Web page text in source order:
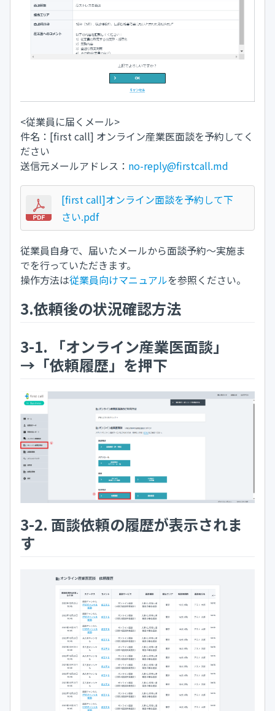
<従業員に届くメール>
件名：[first call] オンライン産業医面談を予約してく
ださい
送信元メールアドレス： no-reply@firstcall.md
[first call]オンライン面談を予約して下
さい.pdf
従業員自身で、届いたメールから面談予約～実施ま
でを行っていただきます。
操作方法は従業員向けマニュアルを参照ください。
3.依頼後の状況確認方法
3-1. 「オンライン産業医面談」
→「依頼履歴」を押下
3-2. 面談依頼の履歴が表示されま
す